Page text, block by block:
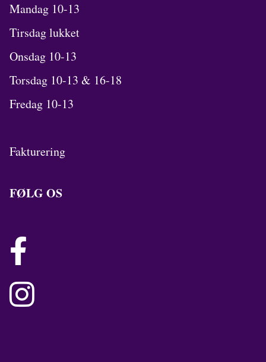
Mandag 10-13
Tirsdag lukket
Onsdag 10-13
Torsdag 10-13 & 16-18
Fredag 10-13
Fakturering
FØLG OS

